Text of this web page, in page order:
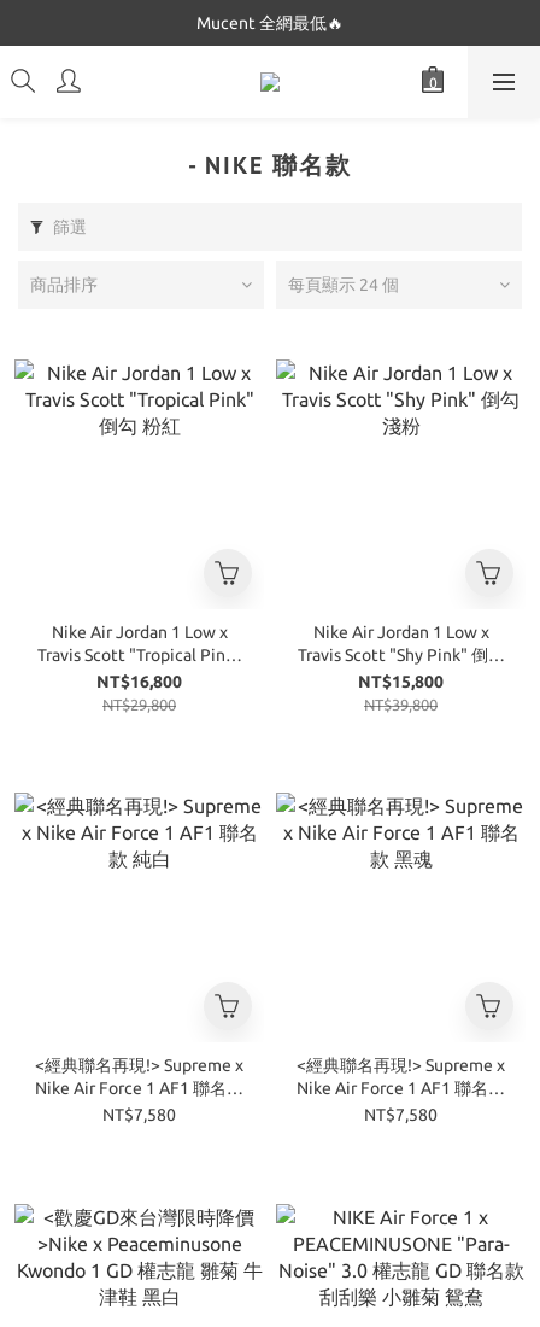
Dickies 最低$280起🔥
Mucent 全網最低🔥
- NIKE 聯名款
篩選
商品排序 每頁顯示 24 個
Nike Air Jordan 1 Low x
Travis Scott "Tropical Pink"
倒勾 粉紅
NT$16,800
NT$29,800
Nike Air Jordan 1 Low x
Travis Scott "Shy Pink" 倒勾
淺粉
NT$15,800
NT$39,800
<經典聯名再現!> Supreme x
Nike Air Force 1 AF1 聯名款
純白
NT$7,580
<經典聯名再現!> Supreme x
Nike Air Force 1 AF1 聯名款
黑魂
NT$7,580